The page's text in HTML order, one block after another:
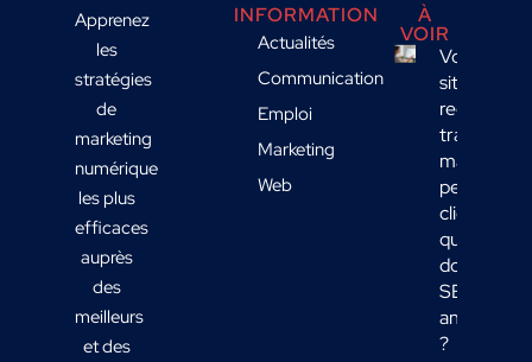
Apprenez
les
stratégies
de
marketing
numérique
les plus
efficaces
auprès
des
meilleurs
et des
INFORMATION
Actualités
Communication
Emploi
Marketing
Web
À
VOIR
Votre
site
reçoit du
trafic
mais
peu de
clients :
quelles
données
SEO
analyser
?